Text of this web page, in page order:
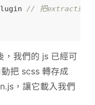
// 把extract過的
我們的 js 已經可
把 scss 轉存成
，讓它載入我們